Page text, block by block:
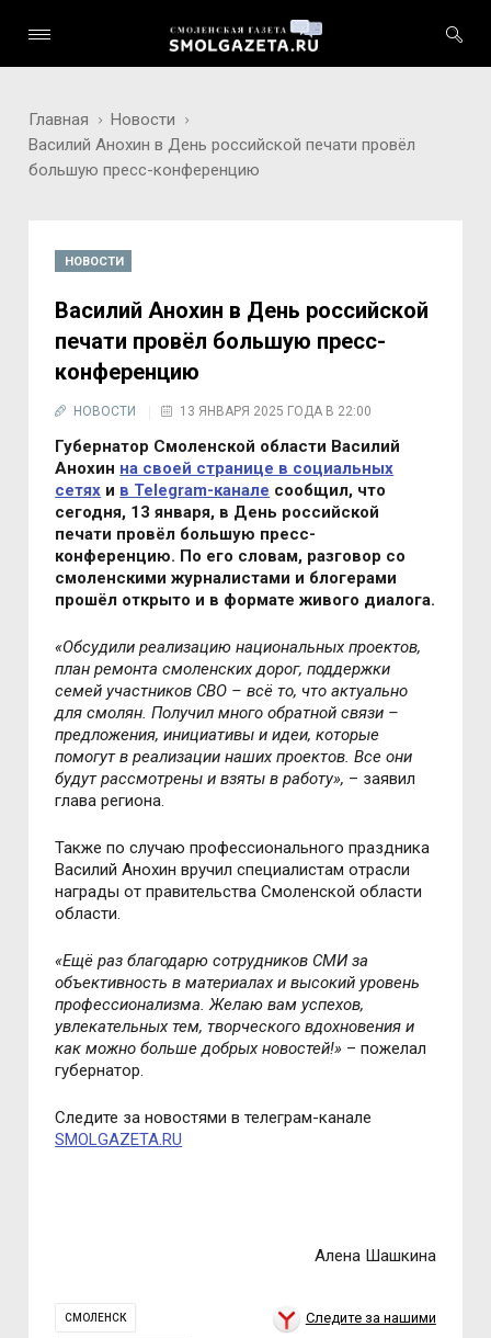
Главная
Новости
Василий Анохин в День российской печати провёл
большую пресс-конференцию
НОВОСТИ
Василий Анохин в День российской
печати провёл большую пресс-
конференцию
НОВОСТИ 13 ЯНВАРЯ 2025 ГОДА В 22:00
Губернатор Смоленской области Василий
Анохин на своей странице в социальных
сетях и в Telegram-канале сообщил, что
сегодня, 13 января, в День российской
печати провёл большую пресс-
конференцию. По его словам, разговор со
смоленскими журналистами и блогерами
прошёл открыто и в формате живого диалога.
«Обсудили реализацию национальных проектов,
план ремонта смоленских дорог, поддержки
семей участников СВО – всё то, что актуально
для смолян. Получил много обратной связи –
предложения, инициативы и идеи, которые
помогут в реализации наших проектов. Все они
будут рассмотрены и взяты в работу», – заявил
глава региона.
Также по случаю профессионального праздника
Василий Анохин вручил специалистам отрасли
награды от правительства Смоленской области
области.
«Ещё раз благодарю сотрудников СМИ за
объективность в материалах и высокий уровень
профессионализма. Желаю вам успехов,
увлекательных тем, творческого вдохновения и
как можно больше добрых новостей!» – пожелал
губернатор.
Следите за новостями в телеграм-канале
SMOLGAZETA.RU
Алена Шашкина
СМОЛЕНСК
Следите за нашими